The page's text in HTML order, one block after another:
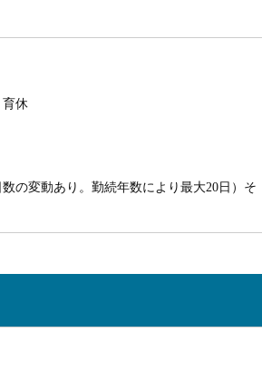
育休
の変動あり。勤続年数により最大20日）そ